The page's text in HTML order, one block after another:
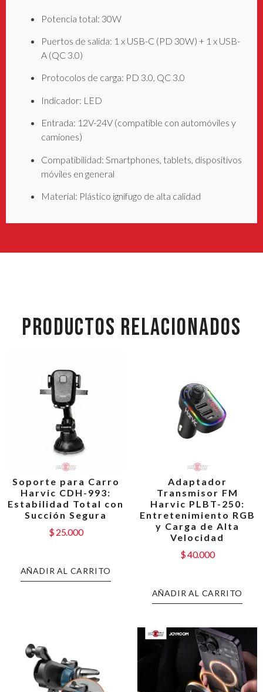
Potencia total: 30W
Puertos de salida: 1 x USB-C (PD 30W) + 1 x USB-
A (QC 3.0)
Protocolos de carga: PD 3.0, QC 3.0
Indicador: LED
Entrada: 12V-24V (compatible con automóviles y
camiones)
Compatibilidad: Smartphones, tablets, dispositivos
móviles en general
Material: Plástico ignífugo de alta calidad
PRODUCTOS RELACIONADOS
Soporte para Carro
Harvic CDH-993:
Estabilidad Total con
Succión Segura
$25.000
AÑADIR AL CARRITO
Adaptador
Transmisor FM
Harvic PLBT-250:
Entretenimiento RGB
y Carga de Alta
Velocidad
$40.000
AÑADIR AL CARRITO